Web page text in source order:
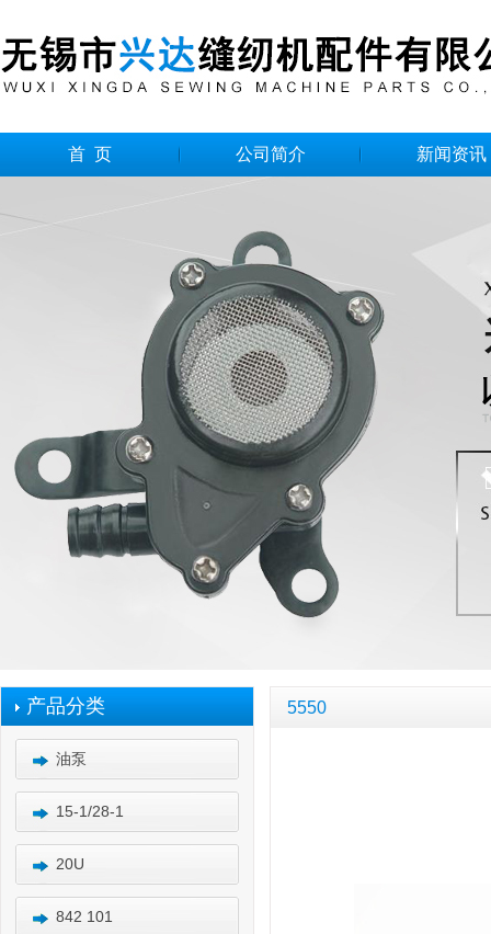
首 页 公司简介 新闻资讯
产品分类
油泵
15-1/28-1
20U
842 101
5550